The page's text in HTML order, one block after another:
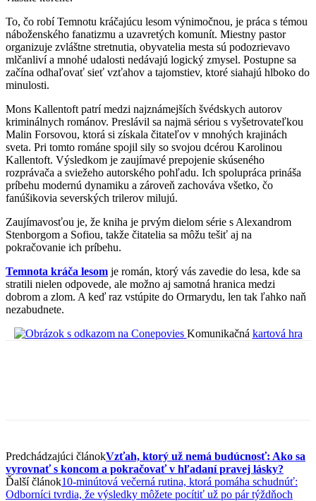
To, čo robí Temnotu kráčajúcu lesom výnimočnou, je práca s témou
náboženského fanatizmu a uzavretých komunít. Miestny pastor
organizuje zvláštne stretnutia, obyvatelia mesta sú podozrievavo
mlčanliví a mnohé udalosti nedávajú logický zmysel. Postupne sa
začína odhaľovať sieť vzťahov a tajomstiev, ktoré siahajú hlboko do
minulosti.
Mons Kallentoft patrí medzi najznámejších švédskych autorov
kriminálnych románov. Preslávil sa najmä sériou s vyšetrovateľkou
Malin Forsovou, ktorá si získala čitateľov v mnohých krajinách
sveta. Pri tomto románe spojil sily so svojou dcérou Karolinou
Kallentoft. Výsledkom je zaujímavé prepojenie skúseného
rozprávača a sviežeho autorského pohľadu. Ich spolupráca prináša
príbehu modernú dynamiku a zároveň zachováva všetko, čo
fanúšikovia severských trilerov milujú.
Zaujímavosťou je, že kniha je prvým dielom série s Alexandrom
Stenborgom a Sofiou, takže čitatelia sa môžu tešiť aj na
pokračovanie ich príbehu.
Temnota kráča lesom je román, ktorý vás zavedie do lesa, kde sa
stratili nielen odpovede, ale možno aj samotná hranica medzi
dobrom a zlom. A keď raz vstúpite do Ormarydu, len tak ľahko naň
nezabudnete.
Komunikačná kartová hra
Predchádzajúci článokVzťah, ktorý už nemá budúcnosť: Ako sa
vyrovnať s koncom a pokračovať v hľadaní pravej lásky?
Ďalší článok10-minútová večerná rutina, ktorá pomáha schudnúť:
Odborníci tvrdia, že výsledky môžete pocítiť už po pár týždňoch